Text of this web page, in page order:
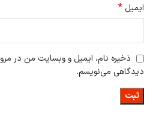
ایمیل *
ذخیره نام، ایمیل و وبسایت من در
دیدگاهی می‌نویسم.